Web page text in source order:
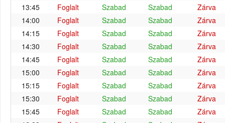
13:45
Foglalt Szabad Szabad
Zárva
14:00
Foglalt Szabad Szabad
Zárva
14:15
Foglalt Szabad Szabad
Zárva
14:30
Foglalt Szabad Szabad
Zárva
14:45
Foglalt Szabad Szabad
Zárva
15:00
Foglalt Szabad Szabad
Zárva
15:15
Foglalt Szabad Szabad
Zárva
15:30
Foglalt Szabad Szabad
Zárva
15:45
Foglalt Szabad Szabad
Zárva